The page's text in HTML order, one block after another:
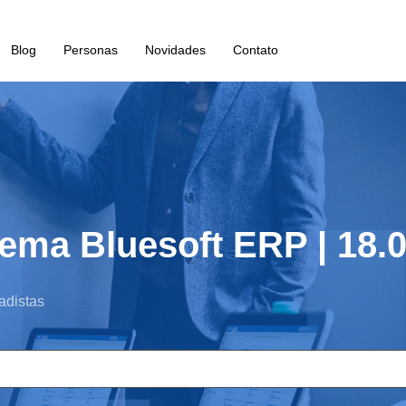
Blog Personas Novidades Contato
Bluesoft ERP |